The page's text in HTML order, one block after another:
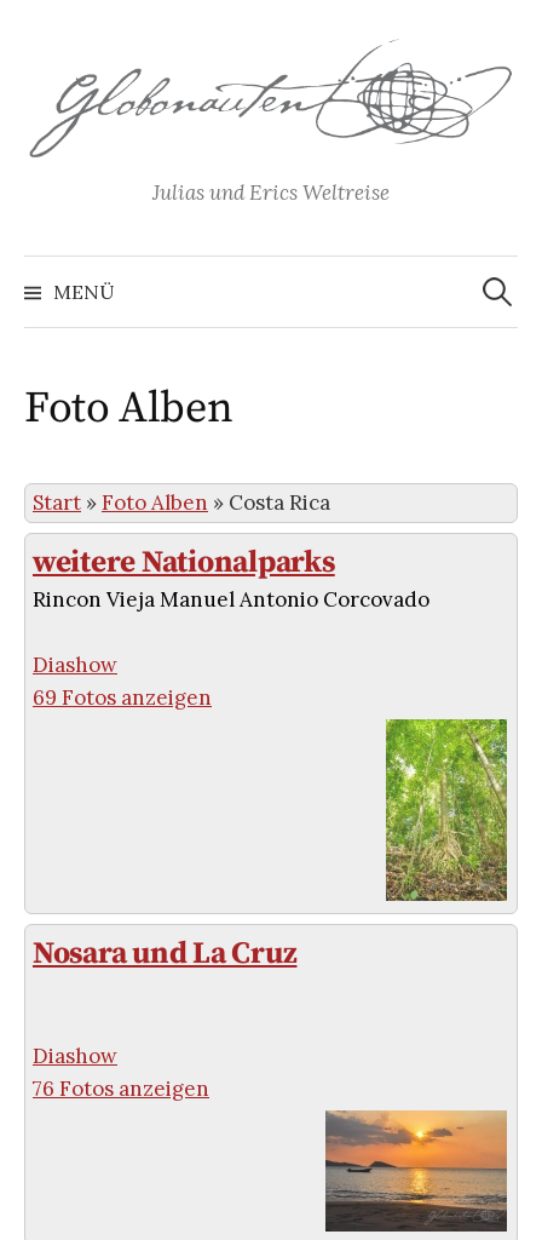
Inhalt
Julias und Erics Weltreise
MENÜ
Suchen
nach:
Foto Alben
Start »Foto Alben » Costa Rica
weitere Nationalparks
Rincon Vieja Manuel Antonio Corcovado
Diashow
69 Fotos anzeigen
Nosara und La Cruz
Diashow
76 Fotos anzeigen